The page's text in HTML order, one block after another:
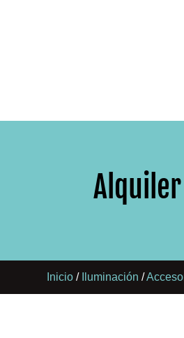
Alquiler
Inicio / Iluminación /